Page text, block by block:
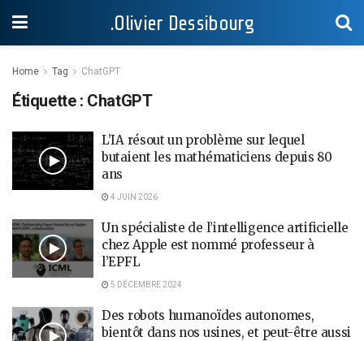
.Olivier Dessibourg
Home Tag ChatGPT
Étiquette : ChatGPT
L’IA résout un problème sur lequel
butaient les mathématiciens depuis 80
ans
4 JUIN 2026
Un spécialiste de l’intelligence artificielle
chez Apple est nommé professeur à
l’EPFL
5 DÉCEMBRE 2024
Des robots humanoïdes autonomes,
bientôt dans nos usines, et peut-être aussi